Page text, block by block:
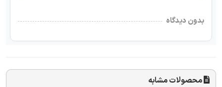
بدون دیدگاه
محصولات مشابه